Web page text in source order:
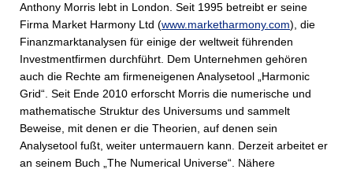
Anthony Morris lebt in London. Seit 1995 betreibt er seine
Firma Market Harmony Ltd (www.marketharmony.com), die
Finanzmarktanalysen für einige der weltweit führenden
Investmentfirmen durchführt. Dem Unternehmen gehören
auch die Rechte am firmeneigenen Analysetool „Harmonic
Grid“. Seit Ende 2010 erforscht Morris die numerische und
mathematische Struktur des Universums und sammelt
Beweise, mit denen er die Theorien, auf denen sein
Analysetool fußt, weiter untermauern kann. Derzeit arbeitet er
an seinem Buch „The Numerical Universe“. Nähere